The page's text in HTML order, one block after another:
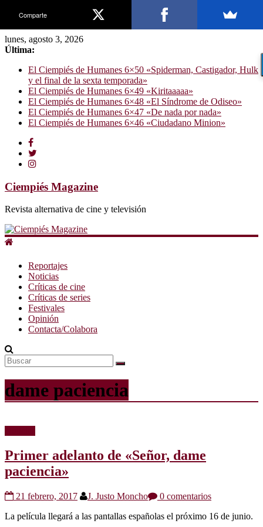
lunes, agosto 3, 2026
Última:
El Ciempiés de Humanes 6×50 «Spiderman, Castigador, Hulk
y el final de la sexta temporada»
El Ciempiés de Humanes 6×49 «Kiritaaaaa»
El Ciempiés de Humanes 6×48 «El Síndrome de Odiseo»
El Ciempiés de Humanes 6×47 «De nada por nada»
El Ciempiés de Humanes 6×46 «Ciudadano Minion»
Ciempiés Magazine
Revista alternativa de cine y televisión
Reportajes
Noticias
Críticas de cine
Críticas de series
Festivales
Opinión
Contacta/Colabora
dame paciencia
Primer adelanto de «Señor, dame
paciencia»
21 febrero, 2017 J. Justo Moncho
0 comentarios
La película llegará a las pantallas españolas el próximo 16 de junio.
Comparte